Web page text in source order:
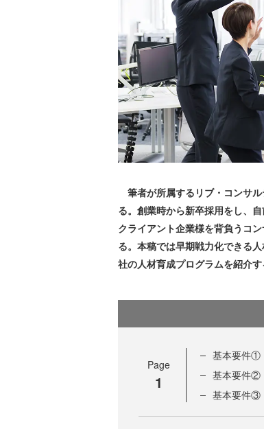
筆者が所属するリブ・コンサ
る。創業時から新卒採用をし、
クライアント企業様を背負うコ
る。本稿では早期戦力化できる
社の人材育成プログラムを紹介す
Page
1
基本要件①
基本要件②
基本要件③